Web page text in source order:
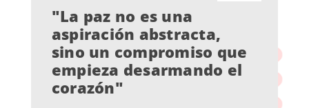
"La paz no es una
aspiración abstracta,
sino un compromiso que
empieza desarmando el
corazón"